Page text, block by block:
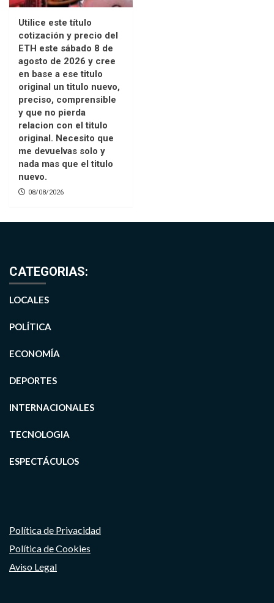
Utilice este título
cotización y precio del
ETH este sábado 8 de
agosto de 2026 y cree
en base a ese titulo
original un titulo nuevo,
preciso, comprensible
y que no pierda
relacion con el titulo
original. Necesito que
me devuelvas solo y
nada mas que el titulo
nuevo.
08/08/2026
CATEGORIAS:
LOCALES
POLÍTICA
ECONOMÍA
DEPORTES
INTERNACIONALES
TECNOLOGIA
ESPECTÁCULOS
Política de Privacidad
Política de Cookies
Aviso Legal